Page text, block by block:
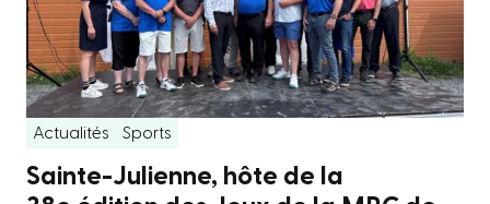
Actualités Sports
Sainte-Julienne, hôte de la